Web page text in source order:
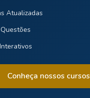
Atualizadas
Conheça nossos cursos